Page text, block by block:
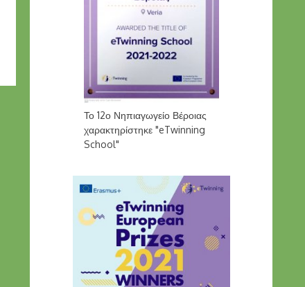
Το 12ο Νηπιαγωγείο Βέροιας
χαρακτηρίστηκε "eTwinning
School"